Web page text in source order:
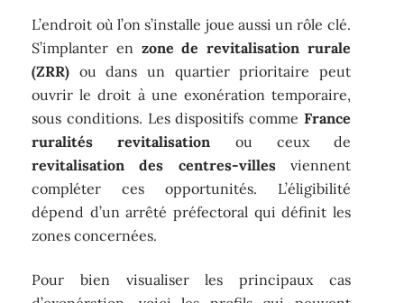
L’endroit où l’on s’installe joue aussi un rôle clé.
S’implanter en zone de revitalisation rurale
(ZRR) ou dans un quartier prioritaire peut
ouvrir le droit à une exonération temporaire,
sous conditions. Les dispositifs comme France
ruralités revitalisation ou ceux de
revitalisation des centres-villesviennent
compléter ces opportunités. L’éligibilité
dépend d’un arrêté préfectoral qui définit les
zones concernées.
Pour bien visualiser les principaux cas